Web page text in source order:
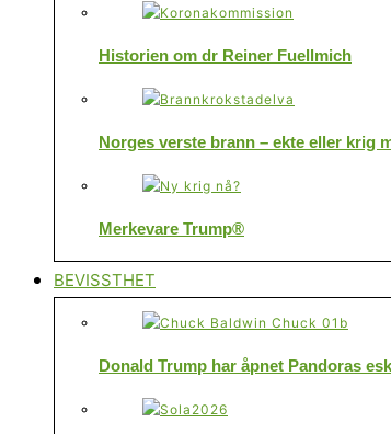
Historien om dr Reiner Fuellmich
Norges verste brann – ekte eller krig
Merkevare Trump®
BEVISSTHET
Donald Trump har åpnet Pandoras